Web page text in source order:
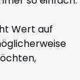
Wert auf